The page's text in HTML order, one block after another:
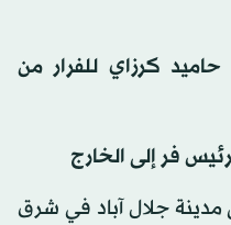
كرزاي للفرار من
فر إلى الخارج
مدينة جلال آباد في شرق